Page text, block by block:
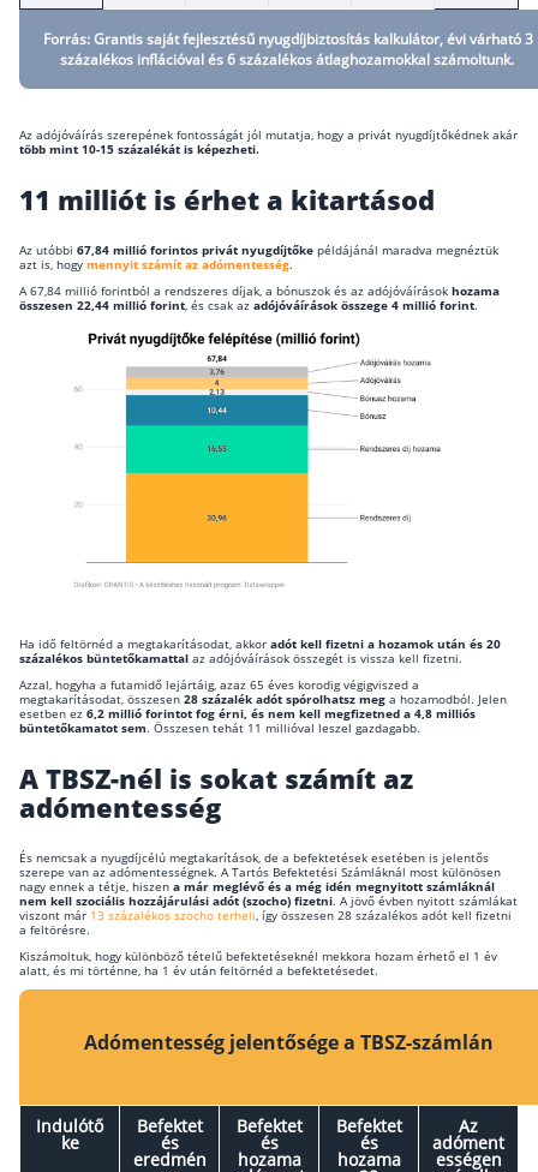
Blog
Kapcsolat
Karrier
Kötelező biztosítás (KGFB)
Lakásbiztosítás útmutató – Hogyan válassz?
Lakásbiztosítás: válaszok az 50 leggyakoribb
kérdésre
útmutató
Forrás: Grantis saját fejlesztésű nyugdíjbiztosítás kalkulátor, évi várható 3
százalékos inflációval és 6 százalékos átlaghozamokkal számoltunk.
Az adójóváírás szerepének fontosságát jól mutatja, hogy a privát nyugdíjtőkédnek akár
több mint 10-15 százalékát is képezheti.
11 milliót is érhet a kitartásod
Az utóbbi 67,84 millió forintos privát nyugdíjtőke példájánál maradva megnéztük
azt is, hogy mennyit számít az adómentesség.
A 67,84 millió forintból a rendszeres díjak, a bónuszok és az adójóváírások hozama
összesen 22,44 millió forint, és csak az adójóváírások összege 4 millió forint.
Ha idő feltörnéd a megtakarításodat, akkor adót kell fizetni a hozamok után és 20
százalékos büntetőkamattal az adójóváírások összegét is vissza kell fizetni.
Azzal, hogyha a futamidő lejártáig, azaz 65 éves korodig végigviszed a
megtakarításodat, összesen 28 százalék adót spórolhatsz meg a hozamodból. Jelen
esetben ez 6,2 millió forintot fog érni, és nem kell megfizetned a 4,8 milliós
büntetőkamatot sem. Összesen tehát 11 millióval leszel gazdagabb.
A TBSZ-nél is sokat számít az
adómentesség
És nemcsak a nyugdíjcélú megtakarítások, de a befektetések esetében is jelentős
szerepe van az adómentességnek. A Tartós Befektetési Számláknál most különösen
nagy ennek a tétje, hiszen a már meglévő és a még idén megnyitott számláknál
nem kell szociális hozzájárulási adót (szocho) fizetni. A jövő évben nyitott számlákat
viszont már 13 százalékos szocho terheli, így összesen 28 százalékos adót kell fizetni
a feltörésre.
Kiszámoltuk, hogy különböző tételű befektetéseknél mekkora hozam érhető el 1 év
alatt, és mi történne, ha 1 év után feltörnéd a befektetésedet.
Adómentesség jelentősége a TBSZ-számlán
Indulótő
ke
Befektet
és
eredmén
Befektet
és
hozama
Befektet
és
hozama
Az
adóment
ességen